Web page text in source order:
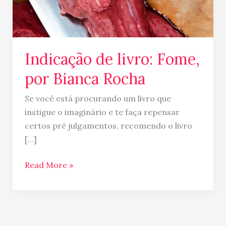
Indicação de livro: Fome,
por Bianca Rocha
Se você está procurando um livro que
instigue o imaginário e te faça repensar
certos pré julgamentos, recomendo o livro
[…]
Read More »